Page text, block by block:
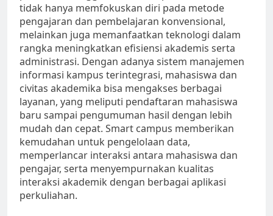
tidak hanya memfokuskan diri pada metode
pengajaran dan pembelajaran konvensional,
melainkan juga memanfaatkan teknologi dalam
rangka meningkatkan efisiensi akademis serta
administrasi. Dengan adanya sistem manajemen
informasi kampus terintegrasi, mahasiswa dan
civitas akademika bisa mengakses berbagai
layanan, yang meliputi pendaftaran mahasiswa
baru sampai pengumuman hasil dengan lebih
mudah dan cepat. Smart campus memberikan
kemudahan untuk pengelolaan data,
memperlancar interaksi antara mahasiswa dan
pengajar, serta menyempurnakan kualitas
interaksi akademik dengan berbagai aplikasi
perkuliahan.